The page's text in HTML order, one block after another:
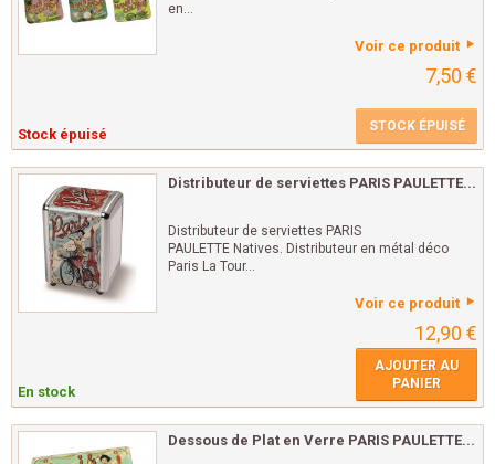
en...
Voir ce produit
7,50 €
Stock épuisé STOCK ÉPUISÉ
Distributeur de serviettes PARIS PAULETTE...
Distributeur de serviettes PARIS
PAULETTE Natives. Distributeur en métal déco
Paris La Tour...
Voir ce produit
12,90 €
En stock
AJOUTER AU
PANIER
Dessous de Plat en Verre PARIS PAULETTE...